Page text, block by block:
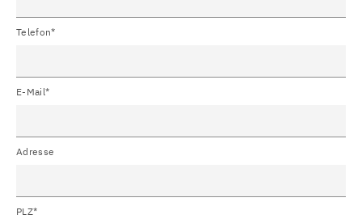
Telefon*
E-Mail*
Adresse
PLZ*